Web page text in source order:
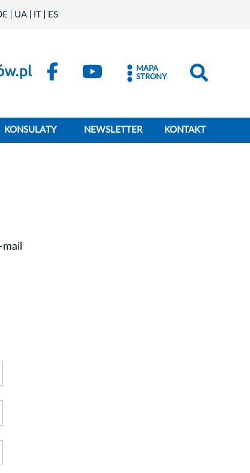
UA IT ES
MAPA
STRONY
KONSULATY NEWSLETTER KONTAKT